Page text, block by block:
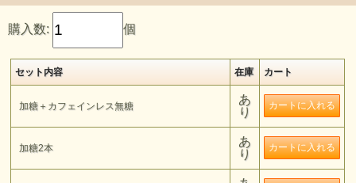
購入数: 個
セット内容 在庫 カート
加糖＋カフェインレス無糖
あ
り
加糖2本
あ
り